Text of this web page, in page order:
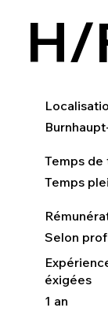
H/
Selon
éxigées
1 an
Temps de
Temps